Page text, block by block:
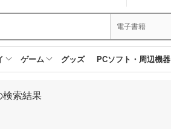
電子書籍
ゲーム グッズ PCソフト・周辺機器
検索結果